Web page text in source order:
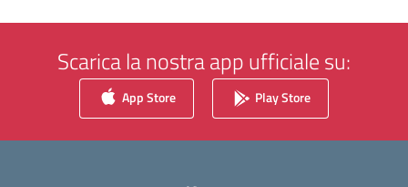
Scarica la nostra app ufficiale su:
App Store Play Store